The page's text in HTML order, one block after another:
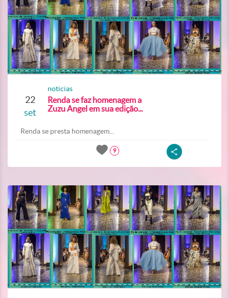
22
set
noticias
Renda se faz homenagem a
Zuzu Angel em sua edição...
Renda se presta homenagem...
9